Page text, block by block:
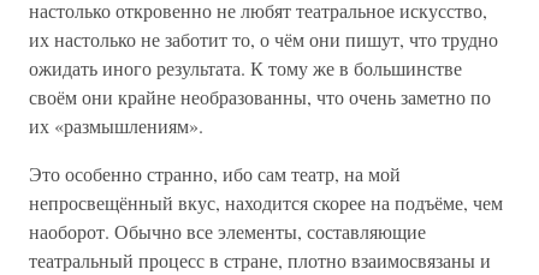
настолько откровенно не любят театральное искусство,
их настолько не заботит то, о чём они пишут, что трудно
ожидать иного результата. К тому же в большинстве
своём они крайне необразованны, что очень заметно по
их «размышлениям».
Это особенно странно, ибо сам театр, на мой
непросвещённый вкус, находится скорее на подъёме, чем
наоборот. Обычно все элементы, составляющие
театральный процесс в стране, плотно взаимосвязаны и